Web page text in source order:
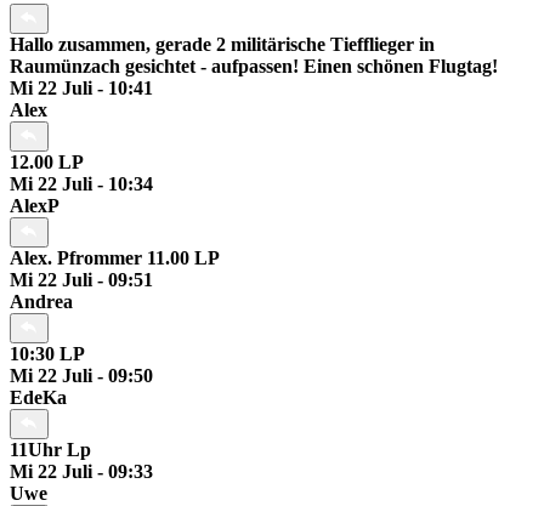
Hallo zusammen, gerade 2 militärische Tiefflieger in
Raumünzach gesichtet - aufpassen! Einen schönen Flugtag!
Mi 22 Juli - 10:41
Alex
12.00 LP
Mi 22 Juli - 10:34
AlexP
Alex. Pfrommer 11.00 LP
Mi 22 Juli - 09:51
Andrea
10:30 LP
Mi 22 Juli - 09:50
EdeKa
11Uhr Lp
Mi 22 Juli - 09:33
Uwe